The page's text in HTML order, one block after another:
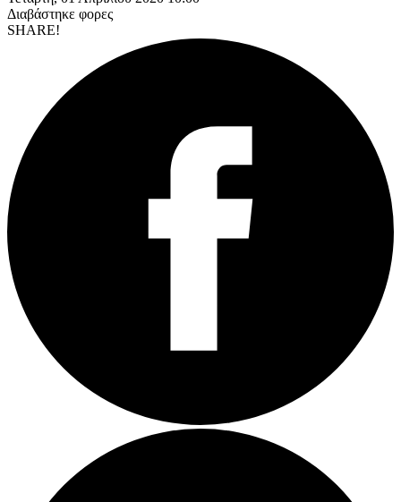
Διαβάστηκε φορες
SHARE!